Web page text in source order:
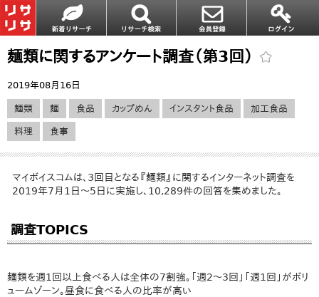
麺類に関するアンケート調査（第3回）
2019年08月16日
麺類 麺 食品 カップめん インスタント食品 加工食品
料理 食事
マイボイスコムは、3回目となる『麺類』に関するインターネット調査を
2019年7月1日～5日に実施し、10,289件の回答を集めました。
調査TOPICS
麺類を週1回以上食べる人は全体の7割強。「週2～3回」「週1回」がボリ
ュームゾーン。昼食に食べる人の比率が高い